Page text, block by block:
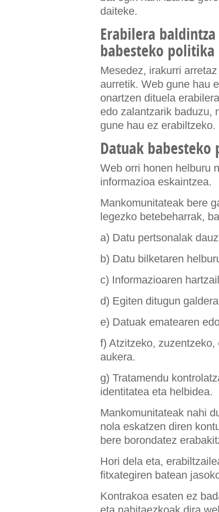
daiteke.
Erabilera
babesteko politika
Mesedez, irakurri
aurretik. Web gune hau
onartzen dituela
edo zalantzarik baduzu,
gune hau ez erabiltzeko.
Datuak
Web orri honen helburu
informazioa eskaintzea.
Mankomunitateak bere
legezko betebeharrak,
a) Datu pertsonalak
b) Datu bilketaren
c) Informazioaren
d) Egiten ditugun
e) Datuak ematearen
f) Atzitzeko,
aukera.
g) Tratamendu
identitatea eta helbidea.
Mankomunitateak nahi
nola eskatzen diren
bere borondatez
Hori dela eta,
fitxategiren batean
Kontrakoa esaten ez